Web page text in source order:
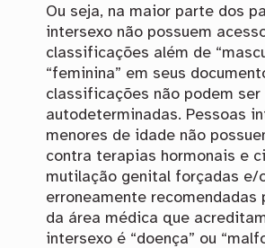
Ou seja, na maior parte dos
intersexo não possuem
classificações além de
“feminina” em seus
classificações não podem ser
autodeterminadas. Pessoas
menores de idade não
contra terapias hormonais e
mutilação genital forçadas e/
erroneamente recomendadas
da área médica que
intersexo é “doença” ou